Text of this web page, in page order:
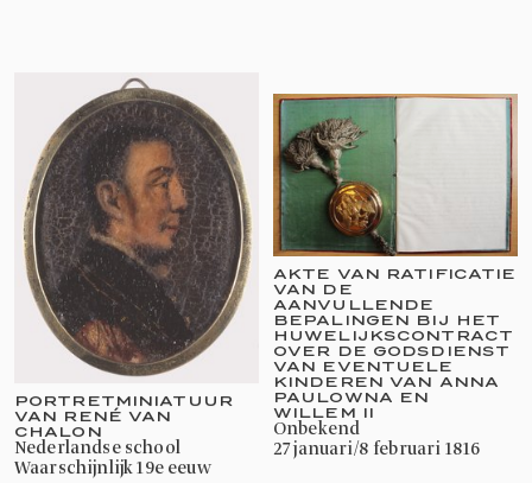
PORTRETMINIATUUR
VAN RENÉ VAN
CHALON
Nederlandse school
waarschijnlijk 19e eeuw
AKTE VAN RATIFICATIE
VAN DE
AANVULLENDE
BEPALINGEN BIJ HET
HUWELIJKSCONTRACT
OVER DE GODSDIENST
VAN EVENTUELE
KINDEREN VAN ANNA
PAULOWNA EN
WILLEM II
onbekend
27 januari/8 februari 1816